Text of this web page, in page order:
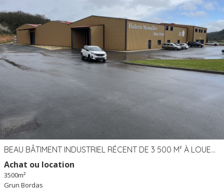
BEAU BÂTIMENT INDUSTRIEL RÉCENT DE 3 500 M² À LOUER OU VENDRE PROCHE PÉRIGUEUX (24)
Achat ou location
3500m²
Grun Bordas